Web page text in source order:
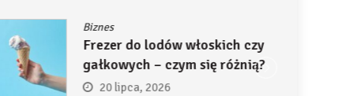
Biznes
Frezer do lodów włoskich czy
gałkowych – czym się różnią?
20 lipca, 2026